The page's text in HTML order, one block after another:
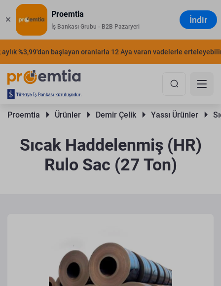
Proemtia
İş Bankası Grubu - B2B Pazaryeri
İndir
%3,99'dan başlayan oranlarla 12 Aya varan vadelerle
Proemtia Ürünler Demir Çelik Yassı Ürünler
Sıcak Haddelenmiş (HR)
Rulo Sac (27 Ton)